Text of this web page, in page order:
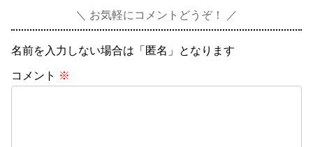
お気軽にコメントどうぞ！
名前を入力しない場合は「匿名」となります
コメント ※